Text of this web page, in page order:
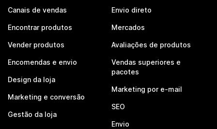
Canais de vendas
Encontrar produtos
Vender produtos
Encomendas e envio
Design da loja
Marketing e conversão
Gestão da loja
Envio direto
Mercados
Avaliações de produtos
Vendas superiores e
pacotes
Marketing por e-mail
SEO
Envio